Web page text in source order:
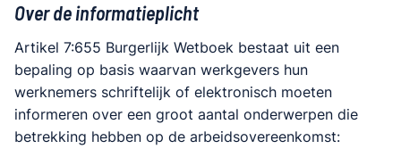
Over de informatieplicht
Artikel 7:655 Burgerlijk Wetboek bestaat uit een
bepaling op basis waarvan werkgevers hun
werknemers schriftelijk of elektronisch moeten
informeren over een groot aantal onderwerpen die
betrekking hebben op de arbeidsovereenkomst: